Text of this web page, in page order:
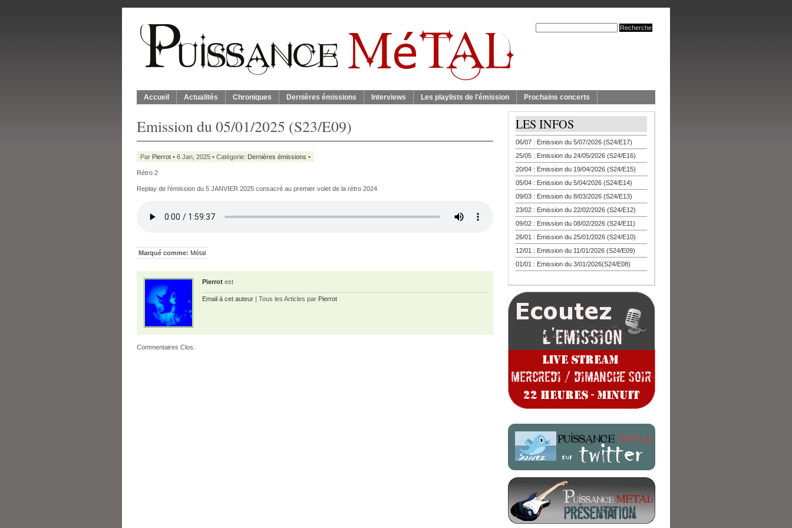
Accueil Actualités Chroniques Dernières émissions Interviews Les playlists de l'émission Prochains concerts
Emission du 05/01/2025 (S23/E09)
Par Pierrot • 6 Jan, 2025 • Catégorie: Dernières émissions •
Rétro 2
Replay de l’émission du 5 JANVIER 2025 consacré au premier volet de la rétro 2024
Marqué comme: Métal
Pierrot est
Email à cet auteur | Tous les Articles par Pierrot
Commentaires Clos.
LES INFOS
06/07 : Emission du 5/07/2026 (S24/E17)
25/05 : Emission du 24/05/2026 (S24/E16)
20/04 : Emission du 19/04/2026 (S24/E15)
05/04 : Emission du 5/04/2026 (S24/E14)
09/03 : Emission du 8/03/2026 (S24/E13)
23/02 : Emission du 22/02/2026 (S24/E12)
09/02 : Emission du 08/02/2026 (S24/E11)
26/01 : Emission du 25/01/2026 (S24/E10)
12/01 : Emission du 11/01/2026 (S24/E09)
01/01 : Emission du 3/01/2026(S24/E08)